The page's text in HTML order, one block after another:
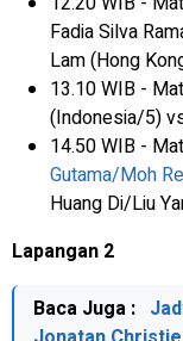
Fadia Silva
Lam (Hong
13.10 WIB -
(Indonesia/5)
14.50 WIB -
Gutama/Moh
Huang Di/Liu
Lapangan 2
Baca Juga :